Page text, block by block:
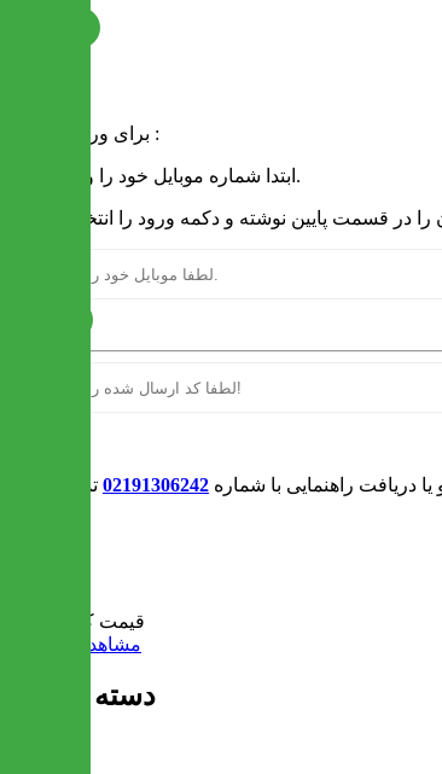
برای ورود به سایت :
1 - ابتدا شماره موبایل خود را وارد کنید.
دریافت راهنمایی با شماره 02191306242 تماس بگیرید
قیمت کل:
مشاهده سبد خرید
دسته بندی ها